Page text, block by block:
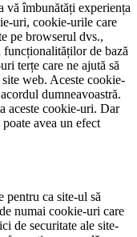
vă îmbunătăți experiența
uri, cookie-urile care
pe browserul dvs.,
funcționalităților de bază
terțe care ne ajută să
web. Aceste cookie-
dumneavoastră.
aceste cookie-uri. Dar
avea un efect
pentru ca site-ul să
numai cookie-uri care
de securitate ale site-